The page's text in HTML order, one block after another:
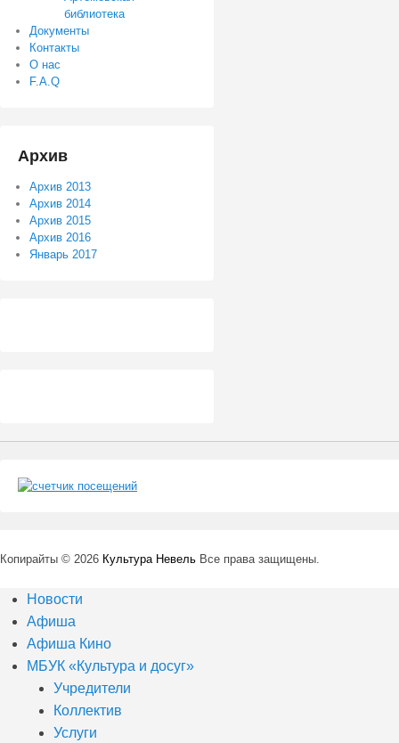
библиотека
Документы
Контакты
О нас
F.A.Q
Архив
Архив 2013
Архив 2014
Архив 2015
Архив 2016
Январь 2017
Копирайты © 2026 Культура Невель Все права защищены.
Новости
Афиша
Афиша Кино
МБУК «Культура и досуг»
Учредители
Коллектив
Услуги